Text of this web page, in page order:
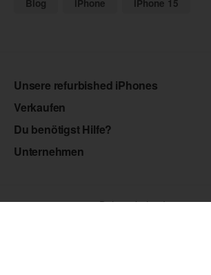
Blog iPhone iPhone 15
Unsere refurbished iPhones
Verkaufen
Du benötigst Hilfe?
Unternehmen
Datenschutz•Impressum